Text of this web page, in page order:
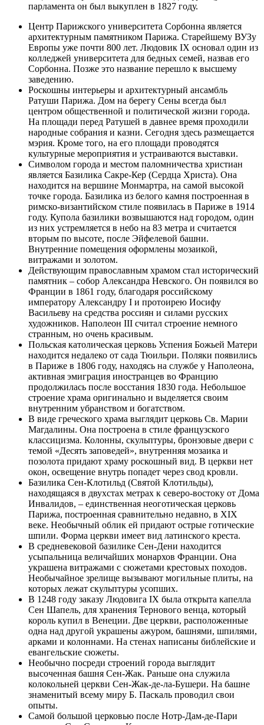
парламента он был выкуплен в 1827 году.
Центр Парижского университета Сорбонна является
архитектурным памятником Парижа. Старейшему ВУЗу
Европы уже почти 800 лет. Людовик IX основал один из
колледжей университета для бедных семей, назвав его
Сорбонна. Позже это название перешло к высшему
заведению.
Роскошны интерьеры и архитектурный ансамбль
Ратуши Парижа. Дом на берегу Сены всегда был
центром общественной и политической жизни города.
На площади перед Ратушей в давнее время проходили
народные собрания и казни. Сегодня здесь размещается
мэрия. Кроме того, на его площади проводятся
культурные мероприятия и устраиваются выставки.
Символом города и местом паломничества христиан
является Базилика Сакре-Кер (Сердца Христа). Она
находится на вершине Монмартра, на самой высокой
точке города. Базилика из белого камня построенная в
римско-византийском стиле появилась в Париже в 1914
году. Купола базилики возвышаются над городом, один
из них устремляется в небо на 83 метра и считается
вторым по высоте, после Эйфелевой башни.
Внутренние помещения оформлены мозаикой,
витражами и золотом.
Действующим православным храмом стал исторический
памятник – собор Александра Невского. Он появился во
Франции в 1861 году, благодаря российскому
императору Александру I и протоирею Иосифу
Васильеву на средства россиян и силами русских
художников. Наполеон III считал строение немного
странным, но очень красивым.
Польская католическая церковь Успения Божьей Матери
находится недалеко от сада Тюильри. Поляки появились
в Париже в 1806 году, находясь на службе у Наполеона,
активная эмиграция иностранцев во Францию
продолжилась после восстания 1830 года. Небольшое
строение храма оригинально и выделяется своим
внутренним убранством и богатством.
В виде греческого храма выглядит церковь Св. Марии
Магдалины. Она построена в стиле французского
классицизма. Колонны, скульптуры, бронзовые двери с
темой «Десять заповедей», внутренняя мозаика и
позолота придают храму роскошный вид. В церкви нет
окон, освещение внутрь попадет через свод кровли.
Базилика Сен-Клотильд (Святой Клотильды),
находящаяся в двухстах метрах к северо-востоку от Дома
Инвалидов, – единственная неоготическая церковь
Парижа, построенная сравнительно недавно, в XIX
веке. Необычный облик ей придают острые готические
шпили. Форма церкви имеет вид латинского креста.
В средневековой базилике Сен-Дени находится
усыпальница величайших монархов Франции. Она
украшена витражами с сюжетами крестовых походов.
Необычайное зрелище вызывают могильные плиты, на
которых лежат скульптуры усопших.
В 1248 году заказу Людовига IX была открыта капелла
Сен Шапель, для хранения Тернового венца, который
король купил в Венеции. Две церкви, расположенные
одна над другой украшены ажуром, башнями, шпилями,
арками и колоннами. На стенах написаны библейские и
евангельские сюжеты.
Необычно посреди строений города выглядит
высоченная башня Сен-Жак. Раньше она служила
колокольней церкви Сен-Жак-де-ла-Бушери. На башне
знаменитый всему миру Б. Паскаль проводил свои
опыты.
Самой большой церковью после Нотр-Дам-де-Пари